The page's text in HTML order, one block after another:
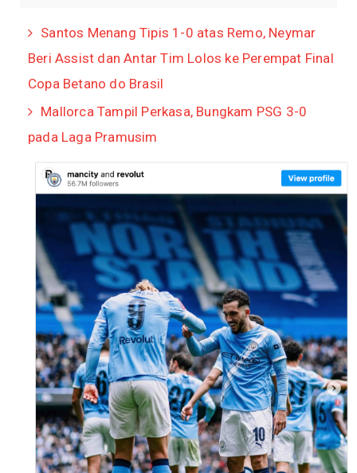
Santos Menang Tipis 1-0 atas Remo, Neymar
Beri Assist dan Antar Tim Lolos ke Perempat Final
Copa Betano do Brasil
Mallorca Tampil Perkasa, Bungkam PSG 3-0
pada Laga Pramusim